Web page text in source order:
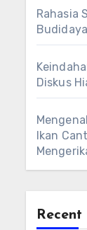
Rahasia
Diskus
Ikan
Recent